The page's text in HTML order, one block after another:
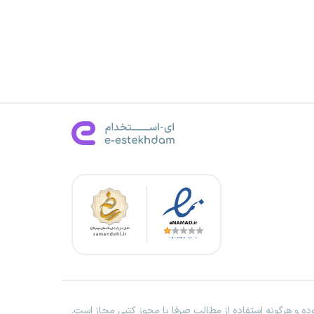
و هرگونه استفاده از مطالب صرفا با مجوز کتبی مجاز است.